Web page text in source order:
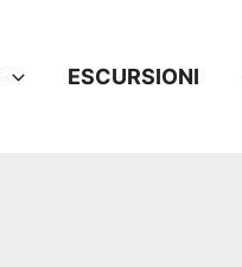
ESCURSIONI